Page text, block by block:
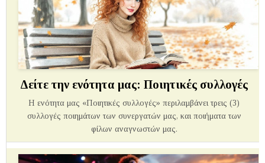
Δείτε την ενότητα μας: Ποιητικές συλλογές
Η ενότητα μας «Ποιητικές συλλογές» περιλαμβάνει τρεις (3)
συλλογές ποιημάτων των συνεργατών μας, και ποιήματα των
φίλων αναγνωστών μας.